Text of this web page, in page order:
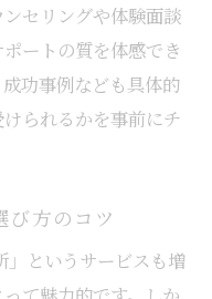
相談所の選択基準
慮した結婚相談所
最大限に活かす方
セリングや体験面談
ートの質を体感でき
功事例なども具体的
られるかを事前にチ
び方のコツ
」というサービスも増